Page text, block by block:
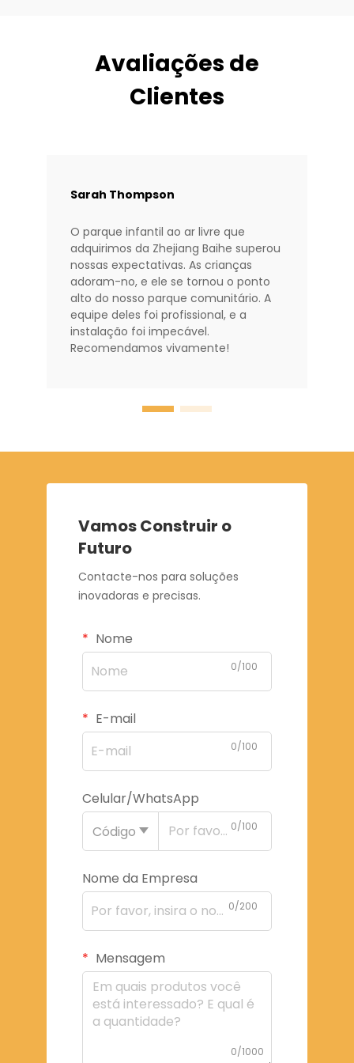
Avaliações de
Clientes
Sarah Thompson
O parque infantil ao ar livre que
adquirimos da Zhejiang Baihe superou
nossas expectativas. As crianças
adoram-no, e ele se tornou o ponto
alto do nosso parque comunitário. A
equipe deles foi profissional, e a
instalação foi impecável.
Recomendamos vivamente!
Vamos Construir o
Futuro
Contacte-nos para soluções
inovadoras e precisas.
Nome
0/100
E-mail
0/100
Celular/WhatsApp
Código
0/100
Nome da Empresa
0/200
Mensagem
0/1000